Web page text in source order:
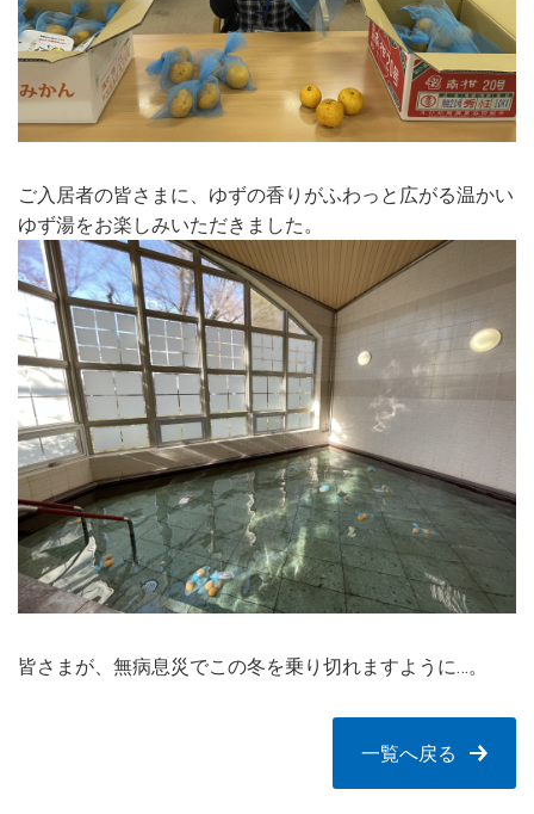
ご入居者の皆さまに、ゆずの香りがふわっと広がる温かい
ゆず湯をお楽しみいただきました。
皆さまが、無病息災でこの冬を乗り切れますように…。
一覧へ戻る